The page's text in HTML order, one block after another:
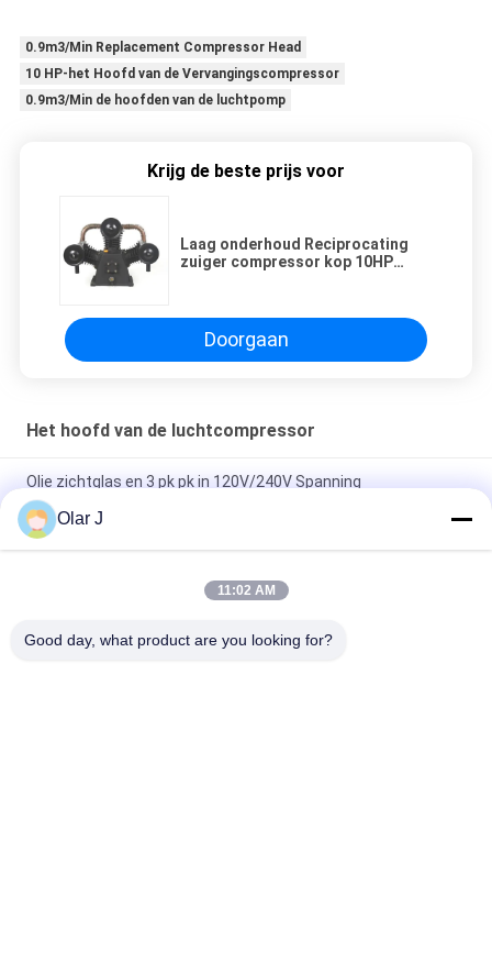
0.9m3/Min Replacement Compressor Head
10 HP-het Hoofd van de Vervangingscompressor
0.9m3/Min de hoofden van de luchtpomp
Krijg de beste prijs voor
Laag onderhoud Reciprocating
zuiger compressor kop 10HP
Doorgaan
Het hoofd van de luchtcompressor
Olie zichtglas en 3 pk pk in 120V/240V Spanning
luchtcompressor hoofd voor industriële
120V/240V Spanningsluchtcompressorkop met 2 cilinders en
duurzaamheid
Olar J
11:02 AM
Good day, what product are you looking for?